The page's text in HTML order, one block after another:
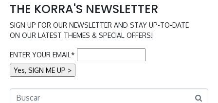
THE KORRA'S NEWSLETTER
SIGN UP FOR OUR NEWSLETTER AND STAY UP-TO-DATE
ON OUR LATEST THEMES & SPECIAL OFFERS!
ENTER YOUR EMAIL*